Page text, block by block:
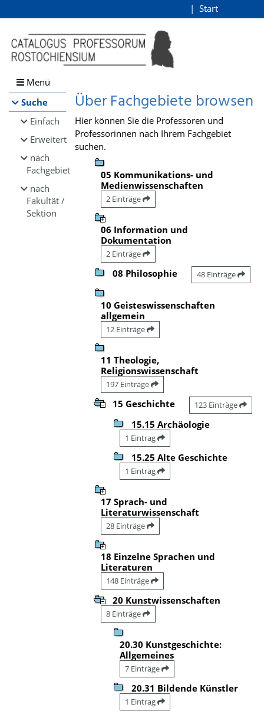
Browsen
direkt zum Inhalt
Start
Menü
Suche
Einfach
Erweitert
nach
Fachgebiet
nach
Fakultät /
Sektion
Über Fachgebiete browsen
Hier können Sie die Professoren und
Professorinnen nach Ihrem Fachgebiet
suchen.
05 Kommunikations- und
Medienwissenschaften
2 Einträge
06 Information und
Dokumentation
2 Einträge
08 Philosophie 48 Einträge
10 Geisteswissenschaften
allgemein
12 Einträge
11 Theologie,
Religionswissenschaft
197 Einträge
15 Geschichte 123 Einträge
15.15 Archäologie
1 Eintrag
15.25 Alte Geschichte
1 Eintrag
17 Sprach- und
Literaturwissenschaft
28 Einträge
18 Einzelne Sprachen und
Literaturen
148 Einträge
20 Kunstwissenschaften
8 Einträge
20.30 Kunstgeschichte:
Allgemeines
7 Einträge
20.31 Bildende Künstler
1 Eintrag